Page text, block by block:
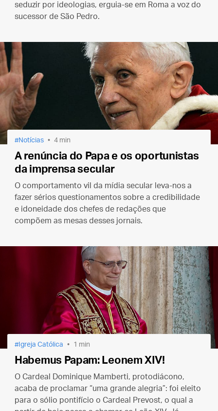
seduzir por ideologias, erguia-se em Roma a voz do
sucessor de São Pedro.
Notícias 4 min
A renúncia do Papa e os oportunistas
da imprensa secular
O comportamento vil da mídia secular leva-nos a
fazer sérios questionamentos sobre a credibilidade
e idoneidade dos chefes de redações que
compõem as mesas desses jornais.
Igreja Católica 1 min
Habemus Papam: Leonem XIV!
O Cardeal Dominique Mamberti, protodiácono,
acaba de proclamar “uma grande alegria”: foi eleito
para o sólio pontifício o Cardeal Prevost, o qual a